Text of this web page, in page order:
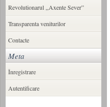
Revolutionarul ,,Axente Sever”
Transparenta veniturilor
Contacte
Meta
Înregistrare
Autentificare